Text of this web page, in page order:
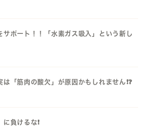
ポート！！「水素ガス吸入」という新し
「筋肉の酸欠」が原因かもしれません❗️❓️
負けるな❗️